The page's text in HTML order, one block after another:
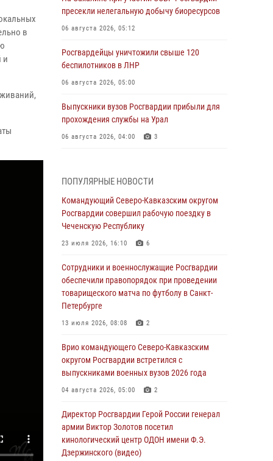
в
и
пресекли нелегальную добычу биоресурсов
06 августа 2026, 05:12
Росгвардейцы уничтожили свыше 120
беспилотников в ЛНР
06 августа 2026, 05:00
Выпускники вузов Росгвардии прибыли для
прохождения службы на Урал
06 августа 2026, 04:00 3
(видео)
05 августа 2026, 14:44 1
На Северном Кавказе росгвардейцы приняли
участие в мероприятиях памяти генерала
05 августа 2026, 14:30 3
При содействии спецназа Росгвардии
задержаны подозреваемые в организации
незаконной миграции в Подмосковье (видео)
В Великом Новгороде СОБР Росгвардии
оказал содействие в задержании
подозреваемых в причинении
05 августа 2026, 13:53
Формулу безопасности показал спецназ
Росгвардии юным динамовцам
ПОПУЛЯРНЫЕ НОВОСТИ
Командующий Северо-Кавказским округом
Росгвардии совершил рабочую поездку в
Чеченскую Республику
23 июля 2026, 16:10 6
Сотрудники и военнослужащие Росгвардии
обеспечили правопорядок при проведении
товарищеского матча по футболу в Санкт-
Петербурге
13 июля 2026, 08:08 2
Врио командующего Северо-Кавказским
округом Росгвардии встретился с
выпускниками военных вузов 2026 года
04 августа 2026, 05:00 2
Директор Росгвардии Герой России генерал
армии Виктор Золотов посетил
кинологический центр ОДОН имени Ф.Э.
Дзержинского (видео)